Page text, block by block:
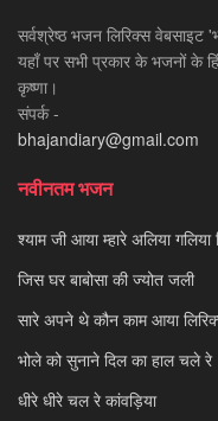
सर्वश्रेष्ठ भजन लिरिक्स
यहाँ पर सभी प्रकार के भजनों के
कृष्णा।
संपर्क -
bhajandiary@gmail.com
नवीनतम भजन
श्याम जी आया म्हारे अलिया गलिया
जिस घर बाबोसा की ज्योत जली
सारे अपने थे कौन काम आया
भोले को सुनाने दिल का हाल चले रे
धीरे धीरे चल रे कांवड़िया